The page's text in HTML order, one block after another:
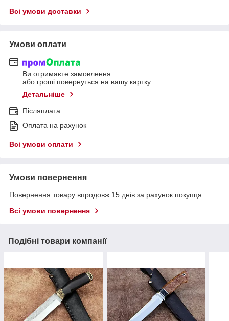
Всі умови доставки
Умови оплати
Ви отримаєте замовлення
або гроші повернуться на вашу картку
Детальніше
Післяплата
Оплата на рахунок
Всі умови оплати
Умови повернення
Повернення товару впродовж 15 днів за рахунок покупця
Всі умови повернення
Подібні товари компанії